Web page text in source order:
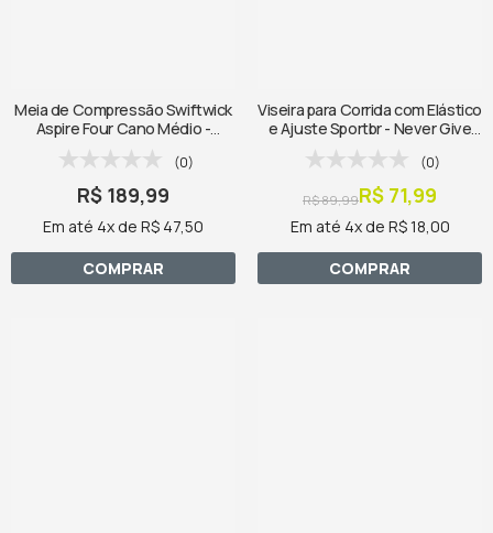
Meia de Compressão Swiftwick
Aspire Four Cano Médio -
Branca
(0)
R$ 189,99
Em até 4x de R$ 47,50
COMPRAR
Viseira para Corrida com Elástico
e Ajuste Sportbr - Never Give
Up Roxa
(0)
R$ 71,99
R$ 89,99
Em até 4x de R$ 18,00
COMPRAR